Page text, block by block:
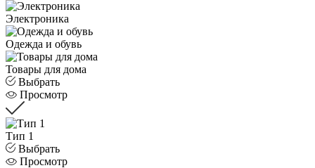
Электроника
Одежда и обувь
Товары для дома
Выбрать
Просмотр
Тип 1
Выбрать
Просмотр